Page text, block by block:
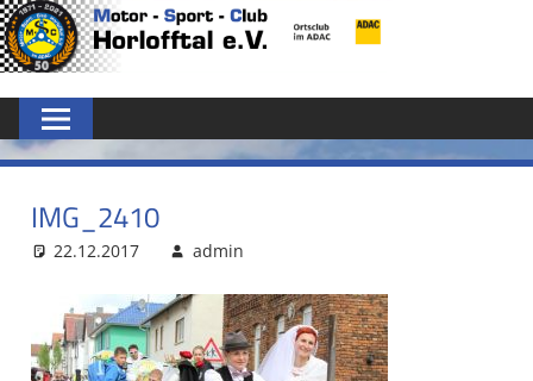
Zum
Inhalt
MSC
HORLOFFTAL
E.V.
IMG_2410
22.12.2017 admin